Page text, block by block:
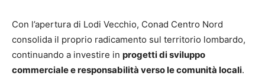
Con l’apertura di Lodi Vecchio, Conad Centro Nord
consolida il proprio radicamento sul territorio lombardo,
continuando a investire in progetti di sviluppo
commerciale e responsabilità verso le comunità locali.